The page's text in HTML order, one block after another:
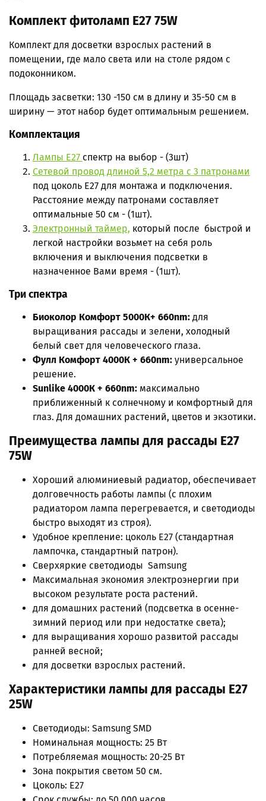
Комплект фитоламп Е2775W
Комплект для досветки взрослых растений в
помещении, где мало света или на столе рядом с
подоконником.
Площадь засветки: 130 -150 см в длину и 35-50 см в
ширину — этот набор будет оптимальным решением.
Комплектация
Лампы Е27 спектр на выбор - (3шт)
Сетевой провод длиной 5,2 метра с 3 патронами
под цоколь Е27 для монтажа и подключения.
Расстояние между патронами составляет
оптимальные 50 см - (1шт).
Электронный таймер, который после быстрой и
легкой настройки возьмет на себя роль
включения и выключения подсветки в
назначенное Вами время - (1шт).
Три спектра
Биоколор Комфорт 5000К+ 660nm: для
выращивания рассады и зелени, холодный
белый свет для человеческого глаза.
Фулл Комфорт 4000К + 660nm: универсальное
решение.
Sunlike 4000К + 660nm: максимально
приближенный к солнечному и комфортный для
глаз. Для домашних растений, цветов и экзотики.
Преимущества лампы для рассады Е27
75W
Хороший алюминиевый радиатор, обеспечивает
долговечность работы лампы (с плохим
радиатором лампа перегревается, и светодиоды
быстро выходят из строя).
Удобное крепление: цоколь Е27 (стандартная
лампочка, стандартный патрон).
Сверхяркие светодиоды Samsung
Максимальная экономия электроэнергии при
высоком результате роста растений.
для домашних растений (подсветка в осенне-
зимний период или при недостатке света);
для выращивания хорошо развитой рассады
ранней весной;
для досветки взрослых растений.
Характеристики лампы для рассады Е27
25W
Светодиоды: Samsung SMD
Номинальная мощность: 25 Вт
Потребляемая мощность: 20-25 Вт
Зона покрытия светом 50 см.
Цоколь: Е27